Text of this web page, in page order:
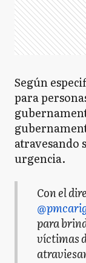
Según
para
atravesando
urgencia.
Con el
para
víctimas